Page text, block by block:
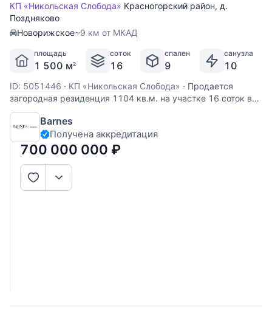
КП «Никольская Слобода» Красногорский район, д.
Поздняково
Новорижское~9 км от МКАД
площадь
1 500 м2
соток
16
спален
9
санузла
10
ID: 5051446 · КП «Никольская Слобода» · Продается
загородная резиденция 1104 кв.м. на участке 16 соток в
КП Никольская слобода. 9 км. от МКАД по Новорижскому
шоссе.Дом у озера, первая линия. В доме: лифт, 9 спален,
3 дровяных камина и 1 биокамин, эксплуатируемая
кровля, открытый бассейн.
Barnes
Получена аккредитация
700 000 000 ₽